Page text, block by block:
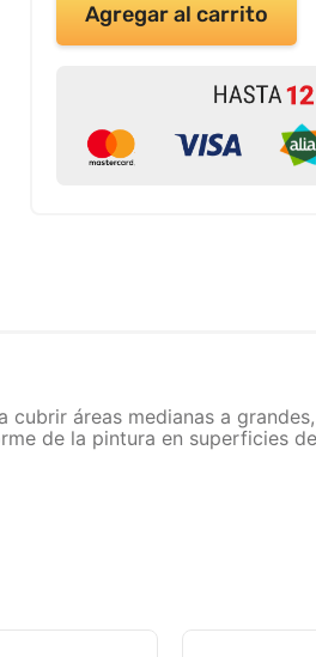
Agregar al carrito
áreas medianas a
de la pintura en superficies